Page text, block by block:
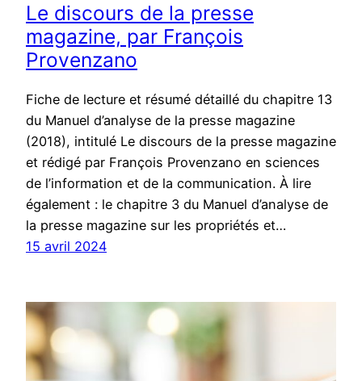
Le discours de la presse
magazine, par François
Provenzano
Fiche de lecture et résumé détaillé du chapitre 13
du Manuel d’analyse de la presse magazine
(2018), intitulé Le discours de la presse magazine
et rédigé par François Provenzano en sciences
de l’information et de la communication. À lire
également : le chapitre 3 du Manuel d’analyse de
la presse magazine sur les propriétés et…
15 avril 2024